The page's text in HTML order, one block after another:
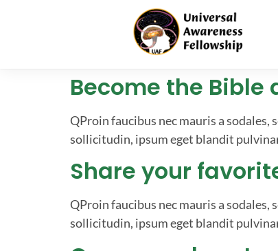
Become the
QProin faucibus nec mauris a sodales,
sollicitudin, ipsum eget blandit
Share your
QProin faucibus nec mauris a sodales,
sollicitudin, ipsum eget blandit